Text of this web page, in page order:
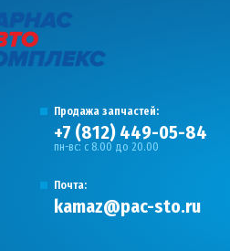
Продажа запчастей:
+7 (812) 449-05-84
пн-вс: с 8.00 до 20.00
Почта:
kamaz@pac-sto.ru